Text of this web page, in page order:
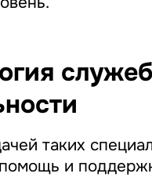
таких
помощь и